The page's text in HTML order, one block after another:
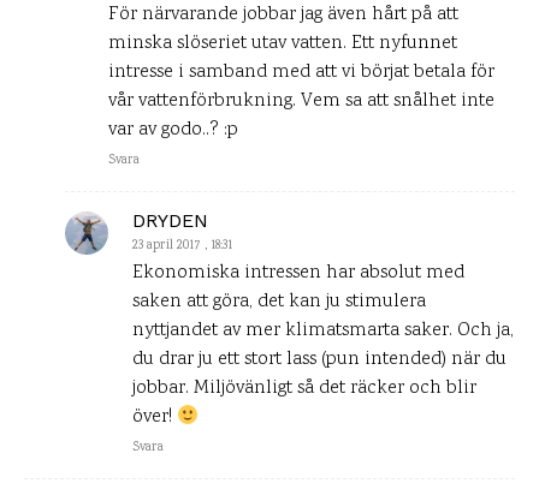
För närvarande jobbar jag även hårt på att
minska slöseriet utav vatten. Ett nyfunnet
intresse i samband med att vi börjat betala för
vår vattenförbrukning. Vem sa att snålhet inte
var av godo..? :p
Svara
DRYDEN
23 april 2017 , 18:31
Ekonomiska intressen har absolut med
saken att göra, det kan ju stimulera
nyttjandet av mer klimatsmarta saker. Och ja,
du drar ju ett stort lass (pun intended) när du
jobbar. Miljövänligt så det räcker och blir
över!
Svara